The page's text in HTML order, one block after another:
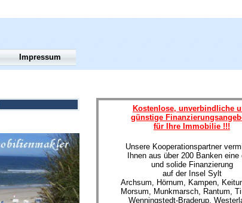
Kostenlose, unverbindliche
günstige
für Ihre Immobilie !!!
Unsere Kooperationspartner
Ihnen aus über 200 Banken eine
und solide Finanzierung
auf der Insel Sylt
Archsum, Hörnum, Kampen,
Morsum, Munkmarsch, Rantum,
Wenningstedt-Braderup,
Impressum